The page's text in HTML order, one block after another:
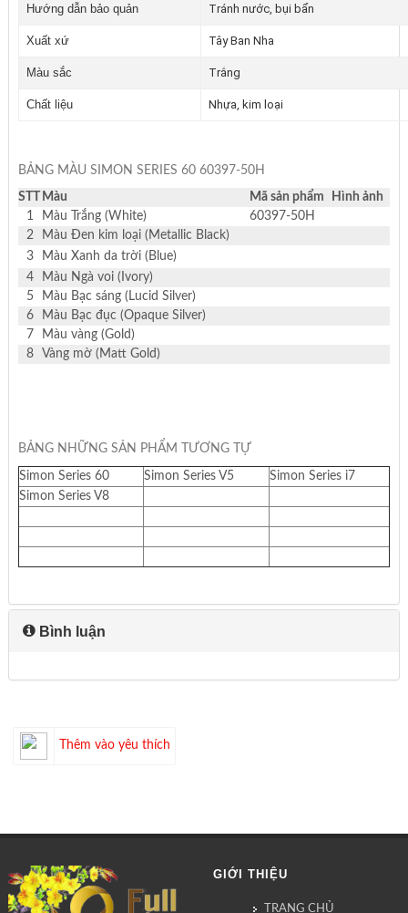
Hướng dẫn bảo quản Tránh nước, bụi bẩn
Xuất xứ Tây Ban Nha
Màu sắc Trắng
Chất liệu Nhựa, kim loại
BẢNG MÀU SIMON SERIES 60 60397-50H
STT Màu Mã sản phẩm
Hình ảnh
1
Màu Trắng (White)
60397-50H
2
Màu Đen kim loại (Metallic Black)
3
Màu Xanh da trời (Blue)
4
Màu Ngà voi (Ivory)
5
Màu Bạc sáng (Lucid Silver)
6
Màu Bạc đục (Opaque Silver)
7
Màu vàng (Gold)
8
Vàng mờ (Matt Gold)
BẢNG NHỮNG SẢN PHẨM TƯƠNG TỰ
Simon Series 60 Simon Series V5
Simon Series i7
Simon Series V8
Bình luận
Thêm vào yêu thích
GIỚI THIỆU
TRANG CHỦ